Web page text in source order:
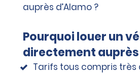
Élite Intermédiaire, Premium et
Élite Premium, Luxe et Élite Luxe,
Pourquoi louer un
directement auprès
Tarifs tous compris